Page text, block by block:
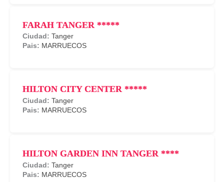
FARAH TANGER *****
Tanger
MARRUECOS
HILTON CITY CENTER *****
Tanger
MARRUECOS
HILTON GARDEN INN TANGER ****
Tanger
MARRUECOS